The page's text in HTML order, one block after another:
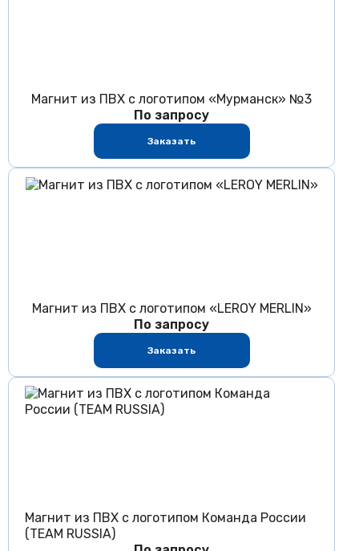
Магнит из ПВХ с логотипом «Мурманск» №3
По запросу
Заказать
Магнит из ПВХ с логотипом «LEROY MERLIN»
По запросу
Заказать
Магнит из ПВХ с логотипом Команда России
(TEAM RUSSIA)